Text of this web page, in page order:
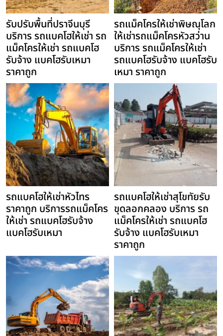
รับปรับพื้นที่ปราจีนบุรี
บริการ รถแบคโฮให้เช่า รถ
แม็คโครให้เช่า รถแบคโฮ
รับจ้าง แบคโฮรับเหมา
ราคาถูก
รถแม็คโครให้เช่าพิษณุโลก
ให้เช่ารถแม็คโครหัวสว่าน
บริการ รถแม็คโครให้เช่า
รถแบคโฮรับจ้าง แบคโฮรับ
เหมา ราคาถูก
รถแบคโฮให้เช่าหัวไทร
ราคาถูก บริการรถแม็คโคร
ให้เช่า รถแบคโฮรับจ้าง
แบคโฮรับเหมา
รถแบคโฮให้เช่าสุโขทัยรับ
ขุดลอกคลอง บริการ รถ
แม็คโครให้เช่า รถแบคโฮ
รับจ้าง แบคโฮรับเหมา
ราคาถูก